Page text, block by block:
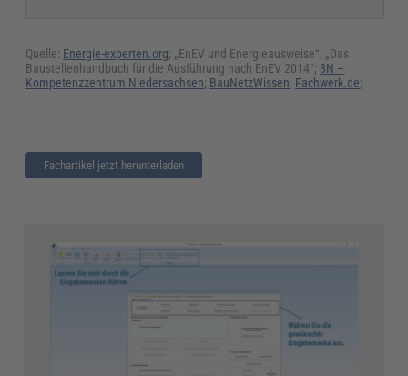
Quelle: Energie-experten.org; „EnEV und Energieausweise“; „Das
Baustellenhandbuch für die Ausführung nach EnEV 2014“; 3N –
Kompetenzzentrum Niedersachsen; BauNetzWissen; Fachwerk.de;
Fachartikel jetzt herunterladen